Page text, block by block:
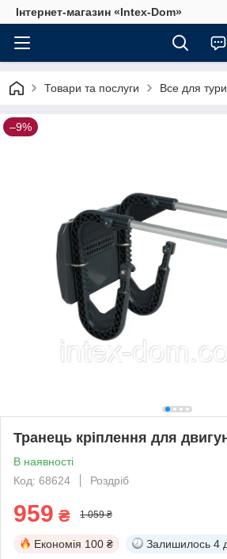
Інтернет-магазин «Intex-Dom»
Товари та послуги Все для
–9%
Транець кріплення для
В наявності
Код: 68624
Роздріб
959 ₴ 1 059 ₴
Економія 100 ₴ Залишилось 4